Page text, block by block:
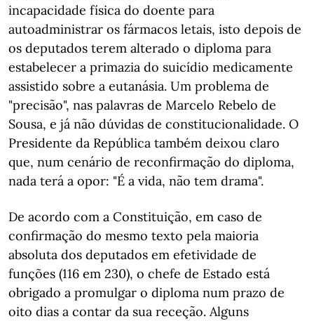
incapacidade física do doente para
autoadministrar os fármacos letais, isto depois de
os deputados terem alterado o diploma para
estabelecer a primazia do suicídio medicamente
assistido sobre a eutanásia. Um problema de
"precisão", nas palavras de Marcelo Rebelo de
Sousa, e já não dúvidas de constitucionalidade. O
Presidente da República também deixou claro
que, num cenário de reconfirmação do diploma,
nada terá a opor: "É a vida, não tem drama".
De acordo com a Constituição, em caso de
confirmação do mesmo texto pela maioria
absoluta dos deputados em efetividade de
funções (116 em 230), o chefe de Estado está
obrigado a promulgar o diploma num prazo de
oito dias a contar da sua receção. Alguns